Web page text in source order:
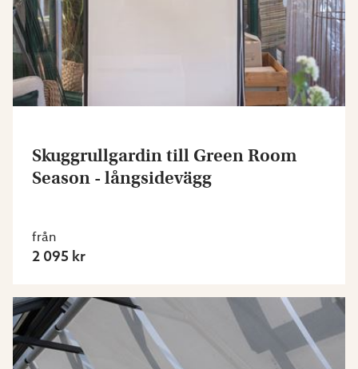
Skuggrullgardin till Green Room
Season - långsidevägg
från
2 095 kr